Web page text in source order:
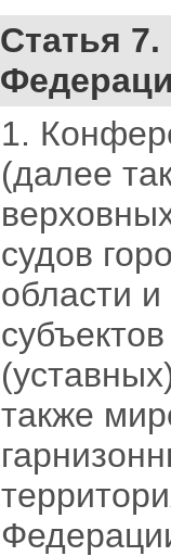
Статья
1.
(далее
судов
области
также